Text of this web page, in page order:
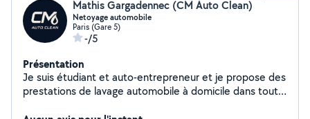
Mathis Gargadennec (CM Auto Clean)
Netoyage automobile
Paris (Gare 5)
-/5
Présentation
Je suis étudiant et auto-entrepreneur et je propose des
prestations de lavage automobile à domicile dans toute